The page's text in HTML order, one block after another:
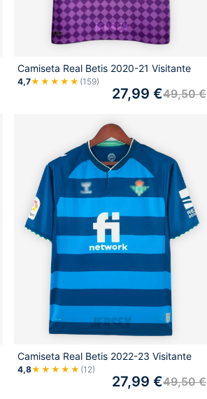
Camiseta Real Betis 2020-21 Visitante
4,7★★★★★ (159)
49,50€
27,99 €
Camiseta Real Betis 2022-23 Visitante
4,8★★★★★ (12)
49,50€
27,99 €